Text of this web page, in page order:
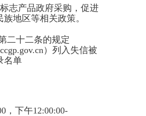
志产品政府采购，促进
地区等相关政策。
二十二条的规定
）列入失信被
名单
，下午12:00:00-